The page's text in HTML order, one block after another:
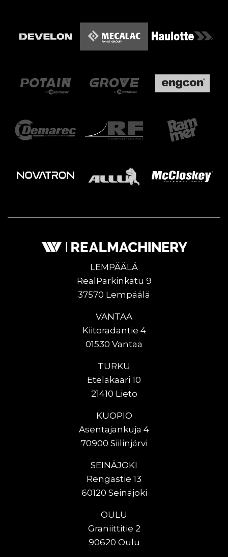
LEMPÄÄLÄ
RealParkinkatu 9
37570 Lempäälä
VANTAA
Kiitoradantie 4
01530 Vantaa
TURKU
Eteläkaari 10
21410 Lieto
KUOPIO
Asentajankuja 4
70900 Siilinjärvi
SEINÄJOKI
Rengastie 13
60120 Seinäjoki
OULU
Graniittitie 2
90620 Oulu